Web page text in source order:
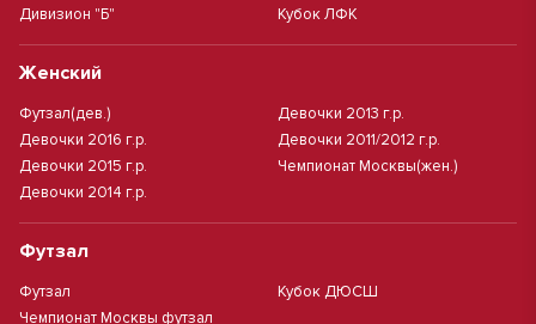
Дивизион "Б"
Кубок ЛФК
Женский
Футзал(дев.)
Девочки 2016 г.р.
Девочки 2015 г.р.
Девочки 2014 г.р.
Девочки 2013 г.р.
Девочки 2011/2012 г.р.
Чемпионат Москвы(жен.)
Футзал
Футзал
Чемпионат Москвы футзал
Кубок ДЮСШ